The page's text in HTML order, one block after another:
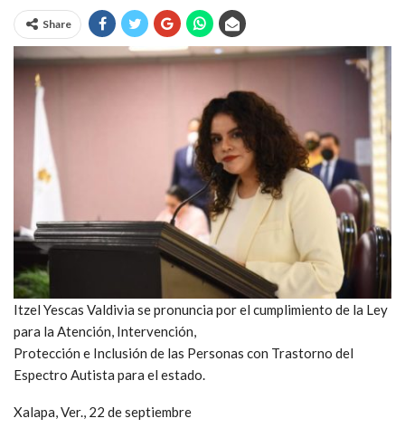
Share
Itzel Yescas Valdivia se pronuncia por el cumplimiento de la Ley
para la Atención, Intervención,
Protección e Inclusión de las Personas con Trastorno del
Espectro Autista para el estado.
Xalapa, Ver., 22 de septiembre